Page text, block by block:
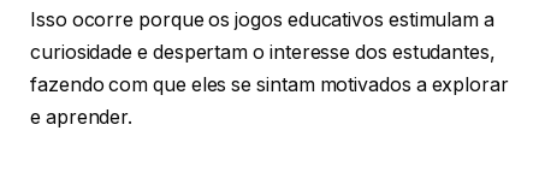
Isso ocorre porque os jogos educativos estimulam a
curiosidade e despertam o interesse dos estudantes,
fazendo com que eles se sintam motivados a explorar
e aprender.